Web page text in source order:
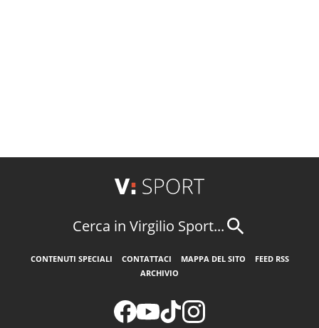
Cerca in Virgilio Sport...
CONTENUTI SPECIALI CONTATTACI MAPPA DEL SITO
FEED RSS
ARCHIVIO